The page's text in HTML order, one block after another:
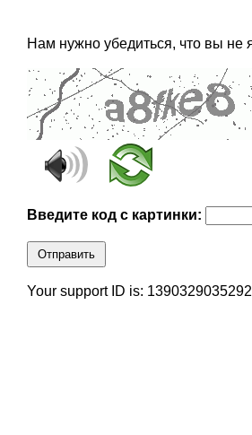
Нам нужно убедиться, что вы не
Введите код с картинки:
Отправить
Your support ID is: